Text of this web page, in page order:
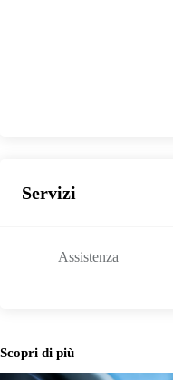
Servizi
Assistenza
Scopri di più